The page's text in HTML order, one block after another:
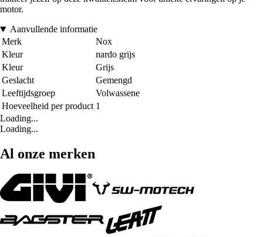
motor.
Aanvullende informatie
Merk
Nox
Kleur
nardo grijs
Kleur
Grijs
Geslacht
Gemengd
Leeftijdsgroep
Volwassene
Hoeveelheid per product 1
Loading...
Loading...
Al onze merken